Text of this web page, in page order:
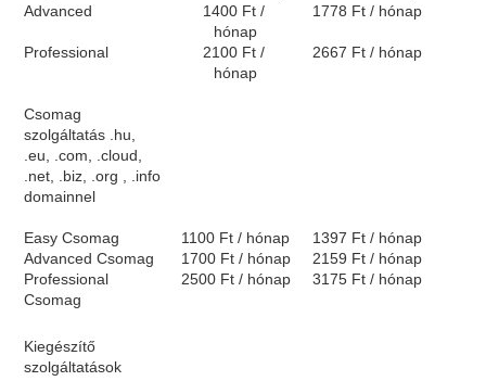
Advanced
1400 Ft /
hónap
1778 Ft / hónap
Professional
2100 Ft /
hónap
2667 Ft / hónap
Csomag
szolgáltatás .hu,
.eu, .com, .cloud,
.net, .biz, .org , .info
domainnel
Easy Csomag 1100 Ft / hónap
1397 Ft / hónap
Advanced Csomag
1700 Ft / hónap
2159 Ft / hónap
Professional
Csomag
2500 Ft / hónap 3175 Ft / hónap
Kiegészítő
szolgáltatások